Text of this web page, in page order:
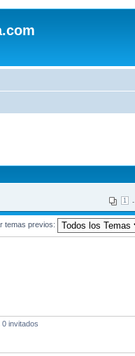
1
temas previos:
invitados